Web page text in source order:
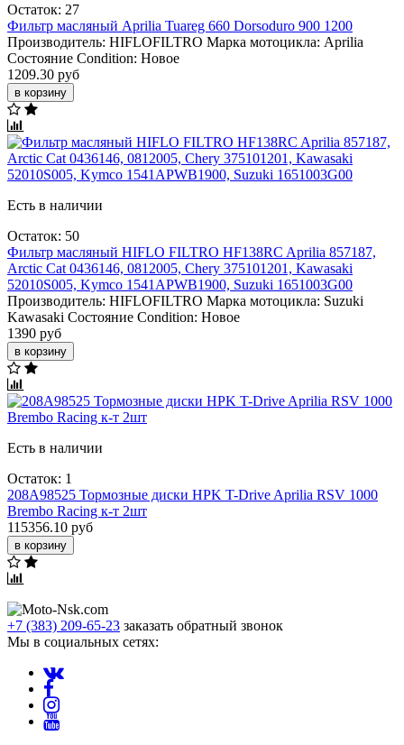
Остаток: 27
Фильтр масляный Aprilia Tuareg 660 Dorsoduro 900 1200
Производитель: HIFLOFILTRO Марка мотоцикла: Aprilia
Состояние Condition: Новое
1209.30 руб
в корзину
Есть в наличии
Остаток: 50
Фильтр масляный HIFLO FILTRO HF138RC Aprilia 857187,
Arctic Cat 0436146, 0812005, Chery 375101201, Kawasaki
52010S005, Kymco 1541APWB1900, Suzuki 1651003G00
Производитель: HIFLOFILTRO Марка мотоцикла: Suzuki
Kawasaki Состояние Condition: Новое
1390 руб
в корзину
Есть в наличии
Остаток: 1
208A98525 Тормозные диски HPK T-Drive Aprilia RSV 1000
Brembo Racing к-т 2шт
115356.10 руб
в корзину
+7 (383) 209-65-23 заказать обратный звонок
Мы в социальных сетях: